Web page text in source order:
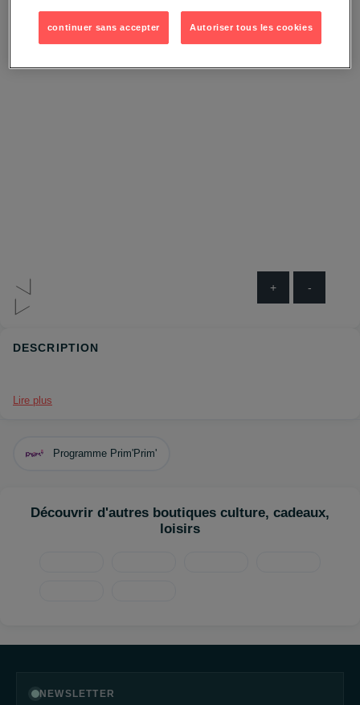
+ -
DESCRIPTION
Lire plus
Programme Prim'Prim'
Découvrir d'autres boutiques culture, cadeaux,
loisirs
NEWSLETTER
continuer sans accepter Autoriser tous les cookies